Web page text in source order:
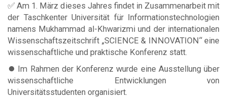
✅ Am 1. März dieses Jahres findet in Zusammenarbeit mit
der Taschkenter Universität für Informationstechnologien
namens Mukhammad al-Khwarizmi und der internationalen
Wissenschaftszeitschrift „SCIENCE & INNOVATION“ eine
wissenschaftliche und praktische Konferenz statt.
⏺ Im Rahmen der Konferenz wurde eine Ausstellung über
wissenschaftliche Entwicklungen von
Universitätsstudenten organisiert.